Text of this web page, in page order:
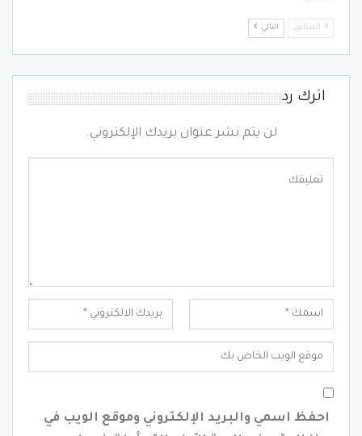
السابق التالي
اترك رد
لن يتم نشر عنوان بريدك الإلكتروني.
احفظ اسمي والبريد الإلكتروني وموقع الويب في